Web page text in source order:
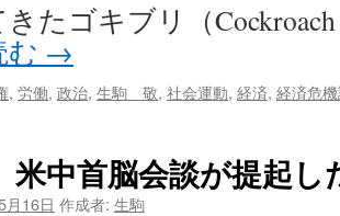
きたゴキブリ（
む →
, 労働, 政治, 生駒 敬, 社会運動, 経済, 経済危
米中首脳会談が提起
月16日 作成者: 生駒